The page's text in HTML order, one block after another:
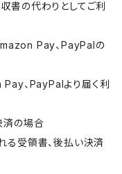
書の代わりとしてご利
Pay、PayPalの
Pay、PayPalより届く利
済の場合
る受領書、後払い決済